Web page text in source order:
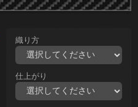
織り方
仕上がり